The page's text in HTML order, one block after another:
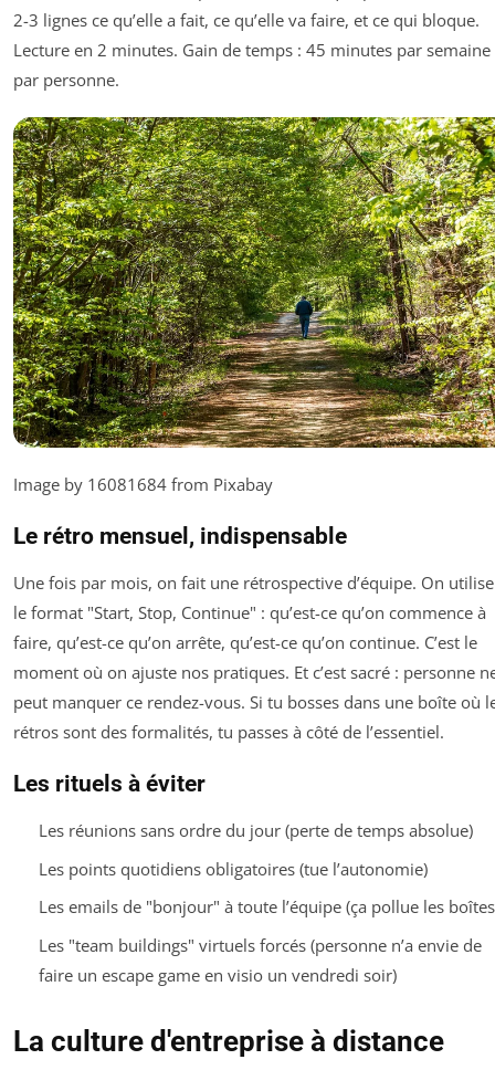
2-3 lignes ce qu’elle a fait, ce qu’elle va faire, et ce qui bloque.
Lecture en 2 minutes. Gain de temps : 45 minutes par semaine
par personne.
Image by 16081684 from Pixabay
Le rétro mensuel, indispensable
Une fois par mois, on fait une rétrospective d’équipe. On utilise
le format "Start, Stop, Continue" : qu’est-ce qu’on commence à
faire, qu’est-ce qu’on arrête, qu’est-ce qu’on continue. C’est le
moment où on ajuste nos pratiques. Et c’est sacré : personne
peut manquer ce rendez-vous. Si tu bosses dans une boîte où
rétros sont des formalités, tu passes à côté de l’essentiel.
Les rituels à éviter
Les réunions sans ordre du jour (perte de temps absolue)
Les points quotidiens obligatoires (tue l’autonomie)
Les emails de "bonjour" à toute l’équipe (ça pollue les
Les "team buildings" virtuels forcés (personne n’a envie de
faire un escape game en visio un vendredi soir)
La culture d'entreprise à distance